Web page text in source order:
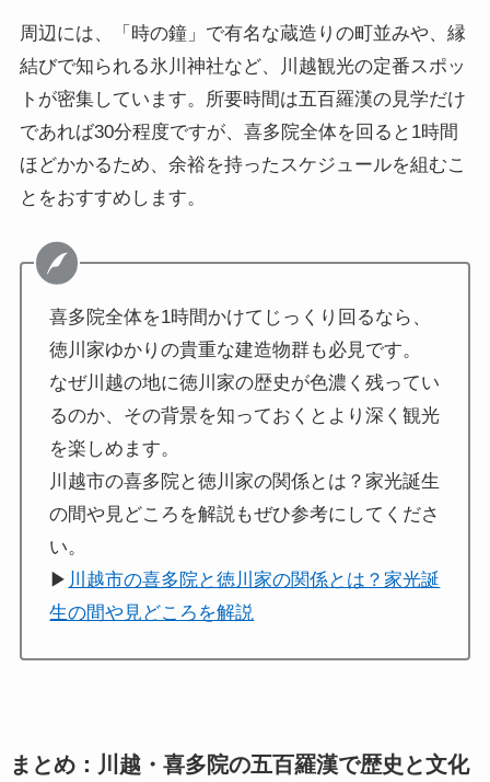
周辺には、「時の鐘」で有名な蔵造りの町並みや、縁
結びで知られる氷川神社など、川越観光の定番スポッ
トが密集しています。所要時間は五百羅漢の見学だけ
であれば30分程度ですが、喜多院全体を回ると1時間
ほどかかるため、余裕を持ったスケジュールを組むこ
とをおすすめします。
喜多院全体を1時間かけてじっくり回るなら、
徳川家ゆかりの貴重な建造物群も必見です。
なぜ川越の地に徳川家の歴史が色濃く残ってい
るのか、その背景を知っておくとより深く観光
を楽しめます。
川越市の喜多院と徳川家の関係とは？家光誕生
の間や見どころを解説もぜひ参考にしてくださ
い。
▶ 川越市の喜多院と徳川家の関係とは？家光誕
生の間や見どころを解説
まとめ：川越・喜多院の五百羅漢で歴史と文化